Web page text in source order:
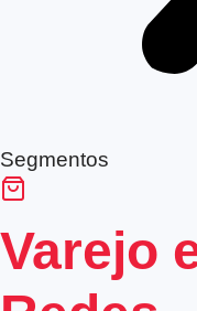
Segmentos
Varejo